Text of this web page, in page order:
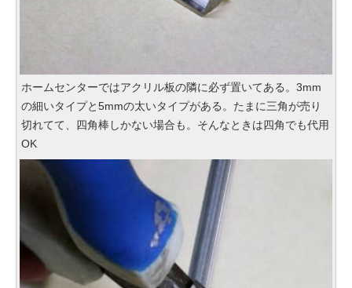
ホームセンターではアクリル板の隣に必ず置いてある。3mm
の細いタイプと5mmの太いタイプがある。たまに三角が売り
切れてて、四角棒しかない場合も。そんなときは四角でも代用
OK